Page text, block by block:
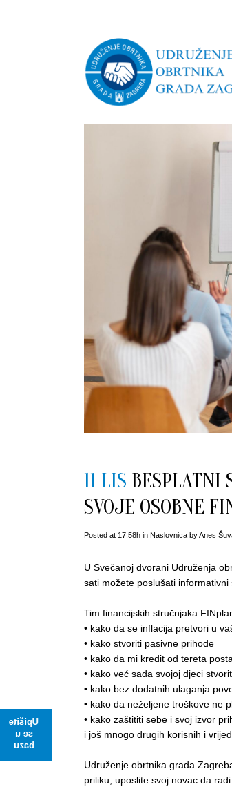
Upišite
se u
bazu
11 LIS BESPLATNI
SVOJE OSOBNE
Posted at 17:58h in Naslovnica byAnes
U Svečanoj dvorani Udruženja
sati možete poslušati informativni
Tim financijskih stručnjaka
• kako da se inflacija pretvori u
• kako stvoriti pasivne prihode
• kako da mi kredit od tereta
• kako već sada svojoj djeci
• kako bez dodatnih ulaganja
• kako da neželjene troškove ne
• kako zaštititi sebe i svoj izvor
i još mnogo drugih korisnih i
Udruženje obrtnika grada
priliku, uposlite svoj novac da